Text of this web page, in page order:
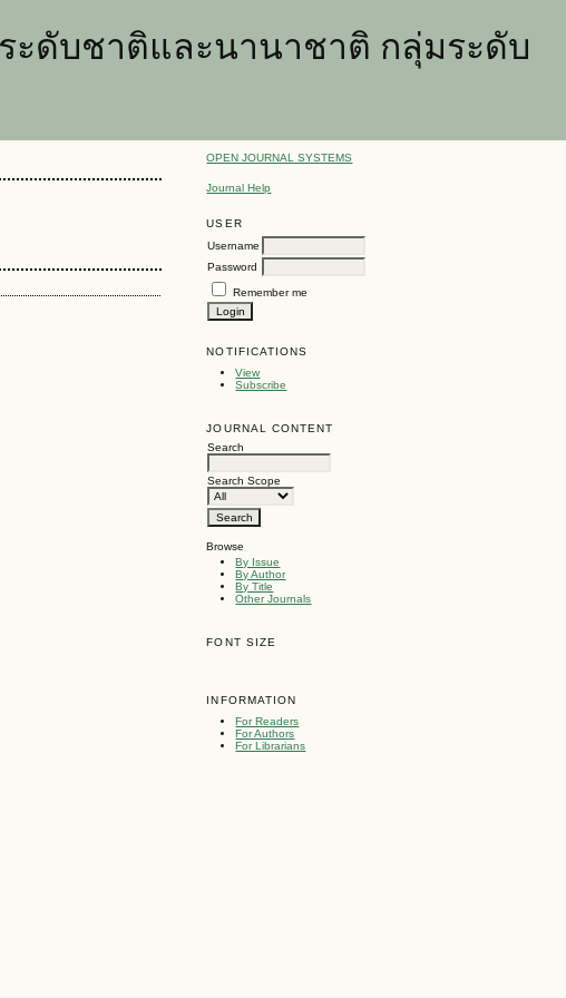
ะดับชาติและนานาชาติ กลุ่มระดับ
OPEN JOURNAL SYSTEMS
Journal Help
USER
Username
Password
Remember me
NOTIFICATIONS
View
Subscribe
JOURNAL CONTENT
Search
Search Scope
Browse
By Issue
By Author
By Title
Other Journals
FONT SIZE
INFORMATION
For Readers
For Authors
For Librarians